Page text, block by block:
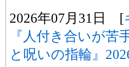
2026年07月31日 [
『人付き合いが苦
と呪いの指輪』